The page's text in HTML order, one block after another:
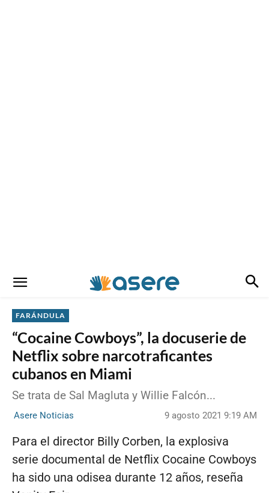
FARÁNDULA
“Cocaine Cowboys”, la docuserie de
Netflix sobre narcotraficantes
cubanos en Miami
Se trata de Sal Magluta y Willie Falcón...
Asere Noticias 9 agosto 2021 9:19 AM
Para el director Billy Corben, la explosiva
serie documental de Netflix Cocaine Cowboys
ha sido una odisea durante 12 años, reseña